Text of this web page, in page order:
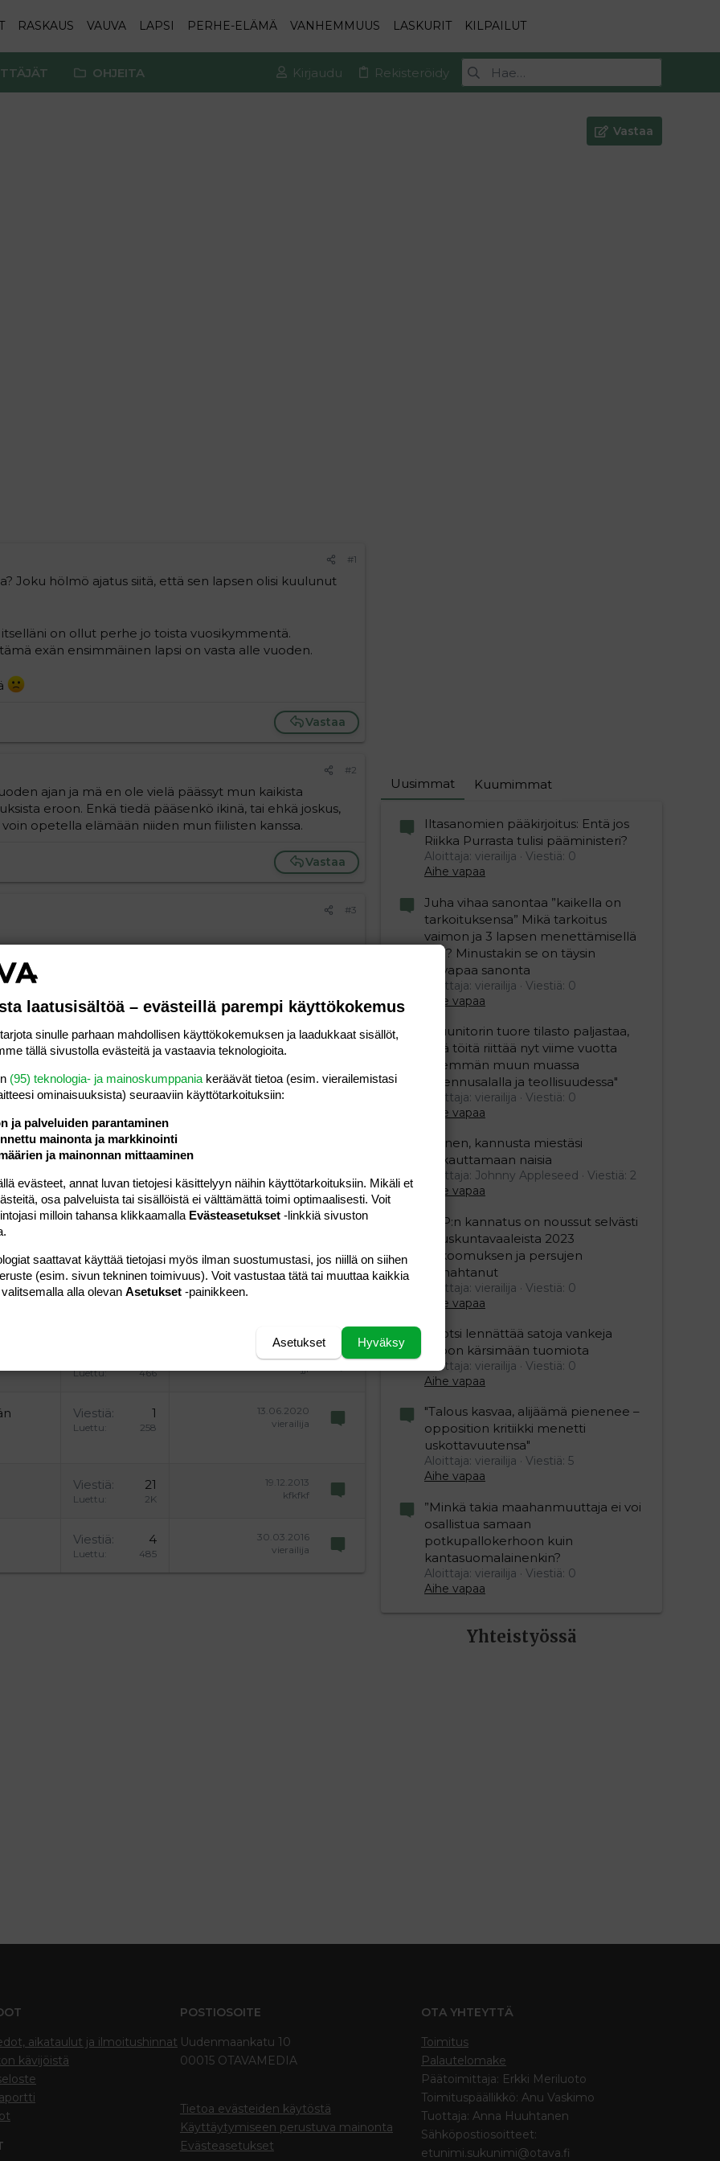
RASKAUS VAUVA LAPSI PERHE-ELÄMÄ VANHEMMUUS LASKURIT KILPAILUT
OHJEITA Kirjaudu Rekisteröidy
Vastaa
#1
Joku hölmö ajatus siitä, että sen lapsen olisi kuulunut
on ollut perhe jo toista vuosikymmentä.
tämä exän ensimmäinen lapsi on vasta alle vuoden.
Vastaa
#2
ajan ja mä en ole vielä päässyt mun kaikista
eroon. Enkä tiedä pääsenkö ikinä, tai ehkä joskus,
opetella elämään niiden mun fiilisten kanssa.
Vastaa
#3
editoriin…lista
sisennystä
Pienennä sisennystä
vasemmalle
oikealle
text
Paragraph format
1
2
Lisää hyperlinkki
Lisää kuva
Laajennettuun editoriin…KumoaLaajennettuun editoriin…
Esikatsele
Lähetä vastaus
Luettu 466
18.03.2010
jjf
Viestiä 1
Luettu 258
13.06.2020
vierailija
Viestiä 21
Luettu 2K
19.12.2013
kfkfkf
Viestiä 4
Luettu 485
30.03.2016
vierailija
Uusimmat Kuumimmat
Iltasanomien pääkirjoitus: Entä jos
Riikka Purrasta tulisi pääministeri?
Aloittaja: vierailija
Viestiä: 0
Aihe vapaa
Juha vihaa sanontaa ”kaikella on
tarkoituksensa” Mikä tarkoitus
vaimon ja 3 lapsen menettämisellä
olisi? Minustakin se on täysin
älyvapaa sanonta
Aloittaja: vierailija
Viestiä: 0
Aihe vapaa
"Duunitorin tuore tilasto paljastaa,
että töitä riittää nyt viime vuotta
enemmän muun muassa
rakennusalalla ja teollisuudessa"
Aloittaja: vierailija
Viestiä: 0
Aihe vapaa
Nainen, kannusta miestäsi
raskauttamaan naisia
Aloittaja: Johnny Appleseed
Viestiä: 2
Aihe vapaa
SDP:n kannatus on noussut selvästi
eduskuntavaaleista 2023
kokoomuksen ja persujen
romahtanut
Aloittaja: vierailija
Viestiä: 0
Aihe vapaa
Ruotsi lennättää satoja vankeja
Viroon kärsimään tuomiota
Aloittaja: vierailija
Viestiä: 0
Aihe vapaa
"Talous kasvaa, alijäämä pienenee –
opposition kritiikki menetti
uskottavuutensa"
Aloittaja: vierailija
Viestiä: 5
Aihe vapaa
”Minkä takia maahanmuuttaja ei voi
osallistua samaan
potkupallokerhoon kuin
kantasuomalainenkin?
Aloittaja: vierailija
Viestiä: 0
Aihe vapaa
Yhteistyössä
aikataulut ja ilmoitushinnat
kävijöistä
POSTIOSOITE
Uudenmaankatu 10
00015 OTAVAMEDIA
Tietoa evästeiden käytöstä
Käyttäytymiseen perustuva mainonta
Evästeasetukset
OTA YHTEYTTÄ
Toimitus
Palautelomake
Päätoimittaja: Erkki Meriluoto
Toimituspäällikkö: Anu Vaskimo
Tuottaja: Anna Huuhtanen
Sähköpostiosoitteet:
etunimi.sukunimi@otava.fi
laatusisältöä – evästeillä parempi käyttökokemus
sinulle parhaan mahdollisen käyttökokemuksen ja laadukkaat sisällöt,
tällä sivustolla evästeitä ja vastaavia teknologioita.
(95) teknologia- ja mainoskumppania keräävät tietoa (esim. vierailemis­tasi
ominaisuuk­sista) seuraaviin käyttötarkoituksiin:
ja palveluiden parantaminen
mainonta ja markkinointi
ja mainonnan mittaaminen
evästeet, annat luvan tietojesi käsittelyyn näihin käyttötarkoituksiin. Mikäli et
osa palveluista tai sisällöistä ei välttämättä toimi optimaalisesti. Voit
milloin tahansa klikkaamalla Evästeasetukset -linkkiä sivuston
saattavat käyttää tietojasi myös ilman suostumustasi, jos niillä on siihen
(esim. sivun tekninen toimivuus). Voit vastustaa tätä tai muuttaa kaikkia
alla olevan Asetukset -painikkeen.
Hyväksy
Asetukset